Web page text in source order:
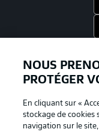
NOUS
PROTÉGER
En cliquant sur «
stockage de cookies
navigation sur le